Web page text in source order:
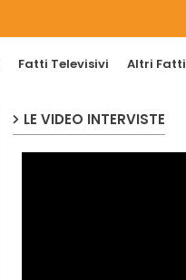
Fatti Televisivi Altri Fatti
LE VIDEO INTERVISTE